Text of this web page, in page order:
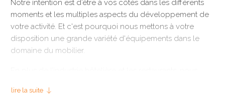
Notre intention est d’être à vos côtés dans les différents
moments et les multiples aspects du développement de
votre activité. Et c'est pourquoi nous mettons à votre
disposition une grande variété d'équipements dans le
domaine du mobilier.
réfectoires, centres de congrès ou encore bibliothèques
lire la suite